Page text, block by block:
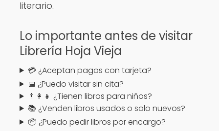
literario.
Lo importante antes de visitar
Librería Hoja Vieja
💳 ¿Aceptan pagos con tarjeta?
📅 ¿Puedo visitar sin cita?
👨‍👩‍👧 ¿Tienen libros para niños?
📚 ¿Venden libros usados o solo nuevos?
📦 ¿Puedo pedir libros por encargo?